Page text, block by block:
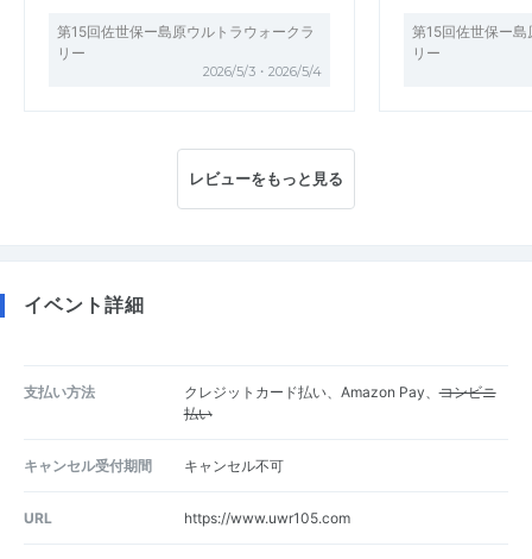
第15回佐世保ー島原ウルトラウォークラ
リー
2026/5/3・2026/5/4
第15回佐世保ー
リー
レビューをもっと見る
イベント詳細
支払い方法 クレジットカード払い、Amazon Pay、コンビニ
払い
キャンセル受付期間 キャンセル不可
URL https://www.uwr105.com